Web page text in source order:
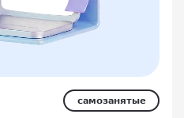
самозанятые